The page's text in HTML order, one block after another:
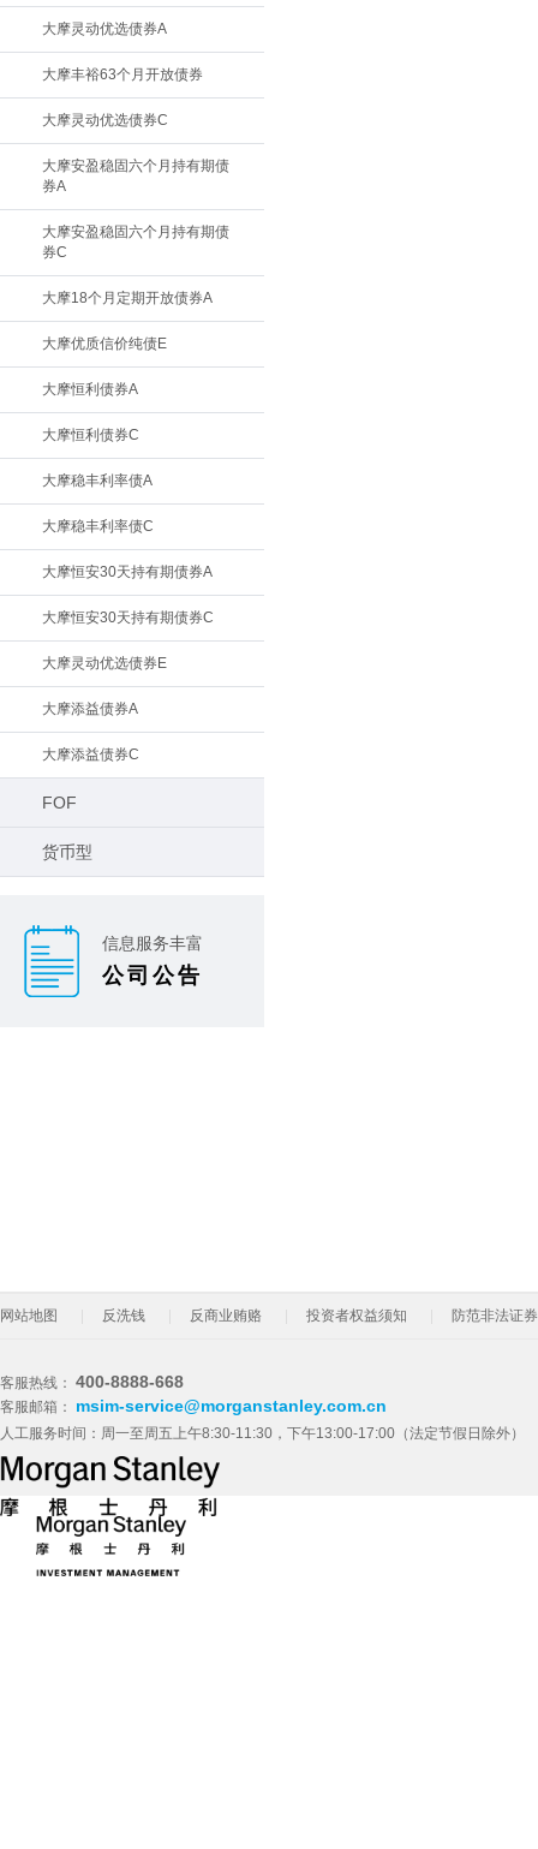
大摩灵动优选债券A
大摩丰裕63个月开放债券
大摩灵动优选债券C
大摩安盈稳固六个月持有期债
券A
大摩安盈稳固六个月持有期债
券C
大摩18个月定期开放债券A
大摩优质信价纯债E
大摩恒利债券A
大摩恒利债券C
大摩稳丰利率债A
大摩稳丰利率债C
大摩恒安30天持有期债券A
大摩恒安30天持有期债券C
大摩灵动优选债券E
大摩添益债券A
大摩添益债券C
FOF
货币型
信息服务丰富
公司公告
网站地图 反洗钱 反商业贿赂 投资者权益须知 防范非法证
客服热线： 400-8888-668
客服邮箱： msim-service@morganstanley.com.cn
人工服务时间：周一至周五上午8:30-11:30，下午13:00-17:00（法定节假日除外）